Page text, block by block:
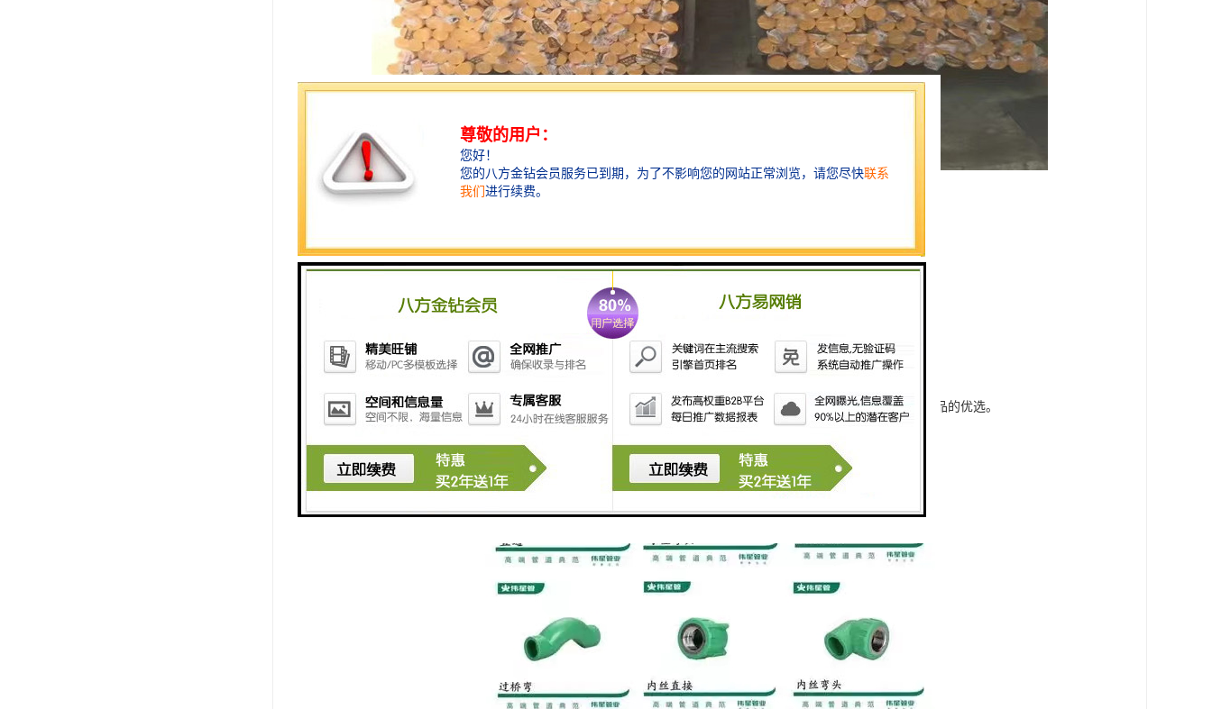
1、绿色建材，腐蚀、不结垢、不滋生的健康品质。
3、无毒无害，完全符合国家卫生指标。不一样的热熔连接技术，使您在安装时，更方便、快捷、安全。
4、良好的保温性能，用于热水系统时，无需额外保温材料。作为节能产品，工程造价低而受消费者青睐。
5、光滑的内壁，保证水流畅通，降低水流阻力。
6、管道选用热塑性材料，无环境污染，且在生产和使用中，能回收利用，控制了资源浪费，成为环保节能产品的优选。